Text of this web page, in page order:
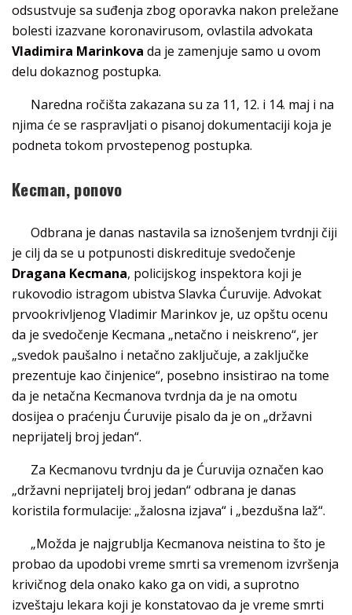
odsustvuje sa suđenja zbog oporavka nakon preležane
bolesti izazvane koronavirusom, ovlastila advokata
Vladimira Marinkova da je zamenjuje samo u ovom
delu dokaznog postupka.
Naredna ročišta zakazana su za 11, 12. i 14. maj i na
njima će se raspravljati o pisanoj dokumentaciji koja je
podneta tokom prvostepenog postupka.
Kecman, ponovo
Odbrana je danas nastavila sa iznošenjem tvrdnji čiji
je cilj da se u potpunosti diskredituje svedočenje
Dragana Kecmana, policijskog inspektora koji je
rukovodio istragom ubistva Slavka Ćuruvije. Advokat
prvookrivljenog Vladimir Marinkov je, uz opštu ocenu
da je svedočenje Kecmana „netačno i neiskreno“, jer
„svedok paušalno i netačno zaključuje, a zaključke
prezentuje kao činjenice“, posebno insistirao na tome
da je netačna Kecmanova tvrdnja da je na omotu
dosijea o praćenju Ćuruvije pisalo da je on „državni
neprijatelj broj jedan“.
Za Kecmanovu tvrdnju da je Ćuruvija označen kao
„državni neprijatelj broj jedan“ odbrana je danas
koristila formulacije: „žalosna izjava“ i „bezdušna laž“.
„Možda je najgrublja Kecmanova neistina to što je
probao da upodobi vreme smrti sa vremenom izvršenja
krivičnog dela onako kako ga on vidi, a suprotno
izveštaju lekara koji je konstatovao da je vreme smrti